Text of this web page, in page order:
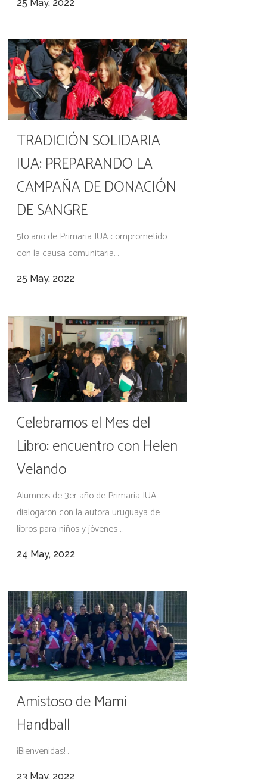
25 May, 2022
TRADICIÓN SOLIDARIA
IUA: PREPARANDO LA
CAMPAÑA DE DONACIÓN
DE SANGRE
5to año de Primaria IUA comprometido
con la causa comunitaria....
25 May, 2022
Celebramos el Mes del
Libro: encuentro con Helen
Velando
Alumnos de 3er año de Primaria IUA
dialogaron con la autora uruguaya de
libros para niños y jóvenes ...
24 May, 2022
Amistoso de Mami
Handball
¡Bienvenidas!...
23 May, 2022